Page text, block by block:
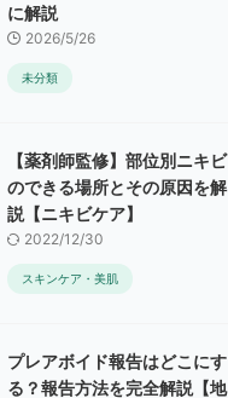
に解説
2026/5/26
未分類
【薬剤師監修】部位別ニキビ
のできる場所とその原因を解
説【ニキビケア】
2022/12/30
スキンケア・美肌
プレアボイド報告はどこにす
る？報告方法を完全解説【地